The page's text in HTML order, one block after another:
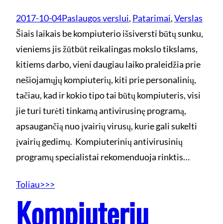
2017-10-04Paslaugos verslui, Patarimai, Verslas
Šiais laikais be kompiuterio išsiversti būtų sunku,
vieniems jis žūtbūt reikalingas mokslo tikslams,
kitiems darbo, vieni daugiau laiko praleidžia prie
nešiojamųjų kompiuterių, kiti prie personalinių,
tačiau, kad ir kokio tipo tai būtų kompiuteris, visi
jie turi turėti tinkamą antivirusinę programą,
apsaugančią nuo įvairių virusų, kurie gali sukelti
įvairių gedimų. Kompiuterinių antivirusinių
programų specialistai rekomenduoja rinktis…
Toliau>>>
Kompiuterių